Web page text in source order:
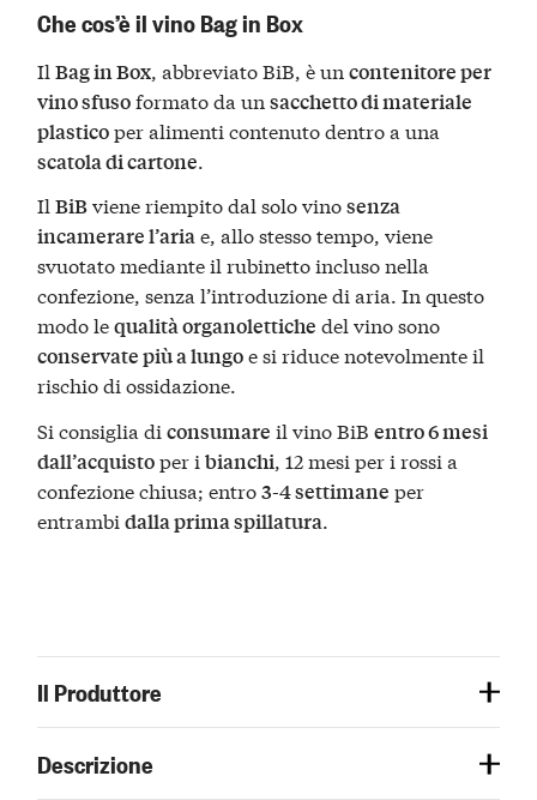
Che cos’è il vino Bag in Box
IlBag in Box, abbreviato BiB, è uncontenitore per
vino sfusoformato da unsacchetto di materiale
plasticoper alimenti contenuto dentro a una
scatola di cartone.
IlBiBviene riempito dal solo vinosenza
incamerare l’ariae, allo stesso tempo, viene
svuotato mediante il rubinetto incluso nella
confezione, senza l’introduzione di aria. In questo
modo lequalità organolettiche del vino sono
conservate più a lungoe si riduce notevolmente il
rischio di ossidazione.
Si consiglia diconsumare il vino BiBentro 6 mesi
dall’acquistoper ibianchi, 12 mesi per i rossi a
confezione chiusa; entro3-4 settimane per
entrambidalla prima spillatura.
Il Produttore
Descrizione